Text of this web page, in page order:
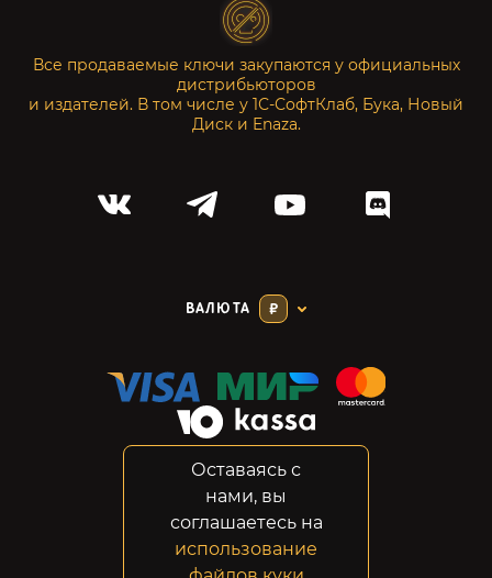
Все продаваемые ключи закупаются у официальных
дистрибьюторов
и издателей. В том числе у 1С-СофтКлаб, Бука, Новый
Диск и Enaza.
ВАЛЮТА ₽
Конфиденциальность
Возвраты
Правовая информация
Оставаясь с
нами, вы
соглашаетесь на
использование